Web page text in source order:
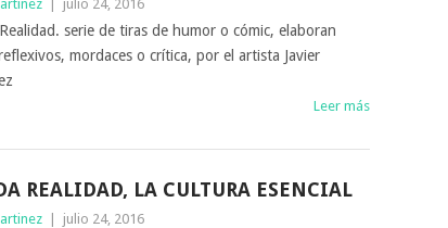
| julio 24, 2016
serie de tiras de humor o cómic, elaboran
mordaces o crítica, por el artista Javier
Leer más
REALIDAD, LA CULTURA ESENCIAL
| julio 24, 2016